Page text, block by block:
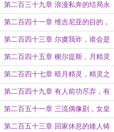
流转
第二百三十九章 浪漫私奔的结局永
远是仇杀
第二百四十一章 维吉尼亚的目的，
月精灵之主？
第二百四十三章 尔虞我诈，谁会是
最后的赢家？
第二百四十五章 榭尔提斯，月精灵
的诞生！
第二百四十七章 暗月精灵，精灵之
森要分裂了吧？
第二百四十九章 有人前功尽弃，有
人挑拨离间
第二百五十一章 三流偶像剧，女皇
又换人
第二百五十三章 回家休息的矮人铸